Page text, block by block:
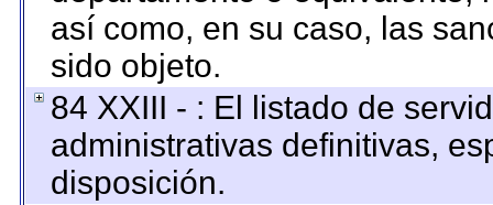
así como, en su caso, las
sido objeto.
84 XXIII - : El listado de
administrativas definitivas,
disposición.